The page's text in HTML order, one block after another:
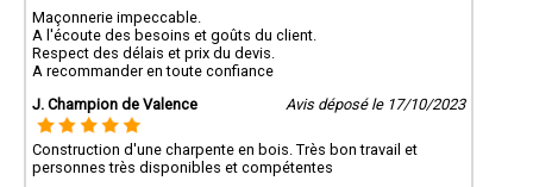
Maçonnerie impeccable.
A l'écoute des besoins et goûts du client.
Respect des délais et prix du devis.
A recommander en toute confiance
J. Champion de Valence
Avis déposé le 17/10/2023
Construction d'une charpente en bois. Très bon travail et
personnes très disponibles et compétentes